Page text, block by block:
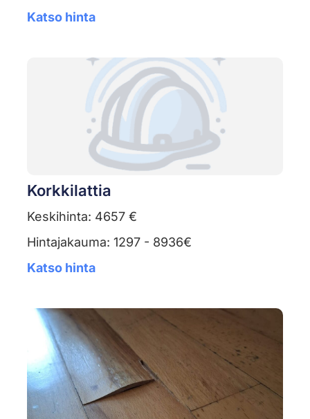
Katso hinta
Korkkilattia
Keskihinta: 4657 €
Hintajakauma: 1297 - 8936€
Katso hinta